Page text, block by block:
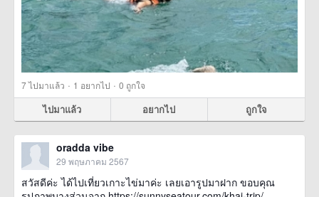
7ไปมาแล้ว · 1 อยากไป · 0 ถูกใจ
ไปมาแล้ว อยากไป ถูกใจ
oradda vibe
29 พฤษภาคม 2567
สวัสดีค่ะ ได้ไปเที่ยวเกาะไข่มาค่ะ เลยเอารูปมาฝาก ขอบคุณ